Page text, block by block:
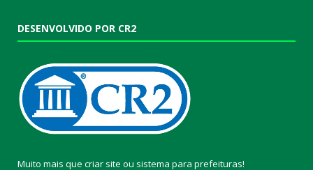
DESENVOLVIDO POR CR2
Muito mais que criar site ou sistema para prefeituras!